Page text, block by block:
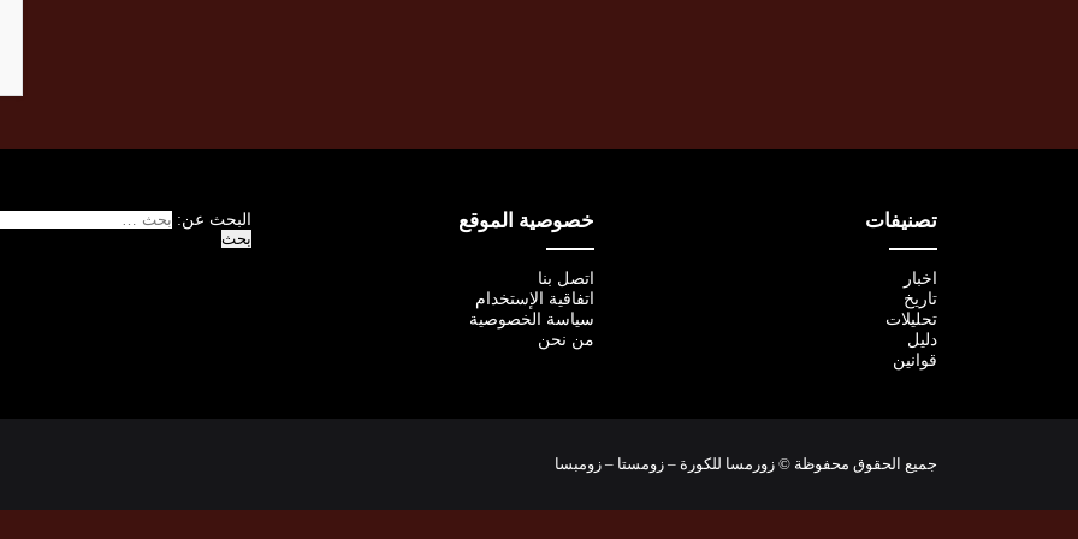
تصنيفات
اخبار
تاريخ
تحليلات
دليل
قوانين
خصوصية الموقع
اتصل بنا
اتفاقية الإستخدام
سياسة الخصوصية
من نحن
البحث عن:
جميع الحقوق محفوظة © زورمسا للكورة – زومستا – زومبسا